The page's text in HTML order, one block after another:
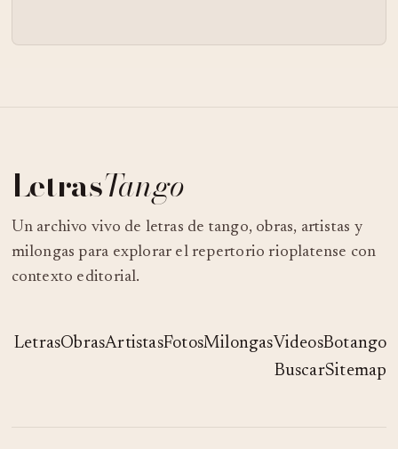
LetrasTango
Un archivo vivo de letras de tango, obras, artistas y
milongas para explorar el repertorio rioplatense con
contexto editorial.
LetrasObrasArtistasFotosMilongasVideosBotango
BuscarSitemap